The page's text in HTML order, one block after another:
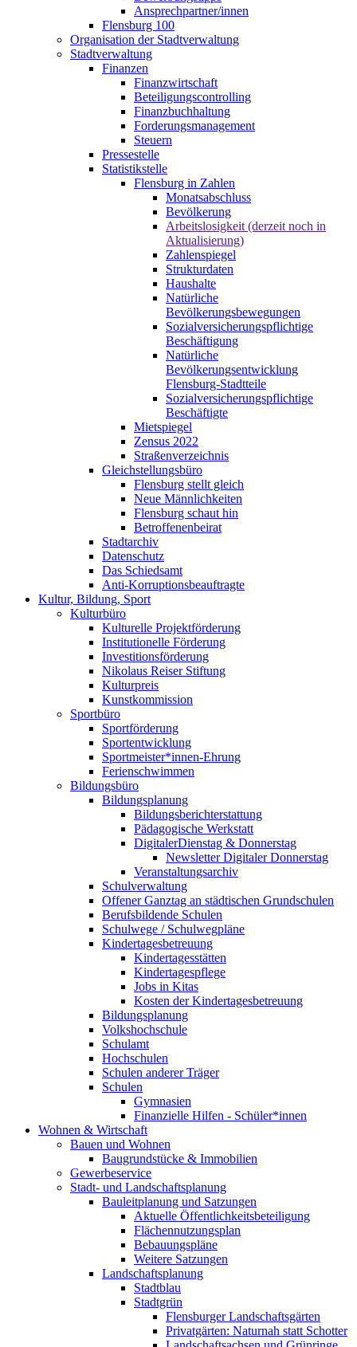
Ansprechpartner/innen
Flensburg 100
Organisation der Stadtverwaltung
Stadtverwaltung
Finanzen
Finanzwirtschaft
Beteiligungscontrolling
Finanzbuchhaltung
Forderungsmanagement
Steuern
Pressestelle
Statistikstelle
Flensburg in Zahlen
Monatsabschluss
Bevölkerung
Arbeitslosigkeit (derzeit noch in
Aktualisierung)
Zahlenspiegel
Strukturdaten
Haushalte
Natürliche
Bevölkerungsbewegungen
Sozialversicherungspflichtige
Beschäftigung
Natürliche
Bevölkerungsentwicklung
Flensburg-Stadtteile
Sozialversicherungspflichtige
Beschäftigte
Mietspiegel
Zensus 2022
Straßenverzeichnis
Gleichstellungsbüro
Flensburg stellt gleich
Neue Männlichkeiten
Flensburg schaut hin
Betroffenenbeirat
Stadtarchiv
Datenschutz
Das Schiedsamt
Anti-Korruptionsbeauftragte
Kultur, Bildung, Sport
Kulturbüro
Kulturelle Projektförderung
Institutionelle Förderung
Investitionsförderung
Nikolaus Reiser Stiftung
Kulturpreis
Kunstkommission
Sportbüro
Sportförderung
Sportentwicklung
Sportmeister*innen-Ehrung
Ferienschwimmen
Bildungsbüro
Bildungsplanung
Bildungsberichterstattung
Pädagogische Werkstatt
DigitalerDienstag & Donnerstag
Newsletter Digitaler Donnerstag
Veranstaltungsarchiv
Schulverwaltung
Offener Ganztag an städtischen Grundschulen
Berufsbildende Schulen
Schulwege / Schulwegpläne
Kindertagesbetreuung
Kindertagesstätten
Kindertagespflege
Jobs in Kitas
Kosten der Kindertagesbetreuung
Bildungsplanung
Volkshochschule
Schulamt
Hochschulen
Schulen anderer Träger
Schulen
Gymnasien
Finanzielle Hilfen - Schüler*innen
Wohnen & Wirtschaft
Bauen und Wohnen
Baugrundstücke & Immobilien
Gewerbeservice
Stadt- und Landschaftsplanung
Bauleitplanung und Satzungen
Aktuelle Öffentlichkeitsbeteiligung
Flächennutzungsplan
Bebauungspläne
Weitere Satzungen
Landschaftsplanung
Stadtblau
Stadtgrün
Flensburger Landschaftsgärten
Privatgärten: Naturnah statt Schotter